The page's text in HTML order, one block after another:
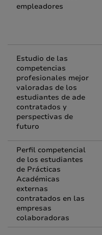
empleadores
Estudio de las
competencias
profesionales mejor
valoradas de los
estudiantes de ade
contratados y
perspectivas de
futuro
Perfil competencial
de los estudiantes
de Prácticas
Académicas
externas
contratados en las
empresas
colaboradoras